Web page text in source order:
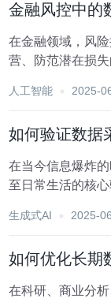
金融风控中的
在金融领域，风
营、防范潜在损
泛，成为提升风
人工智能 2025-
如何验证数据
在当今信息爆炸
至日常生活的核
致错误的判断、
生成式AI 2025-
如何优化长期
在科研、商业分